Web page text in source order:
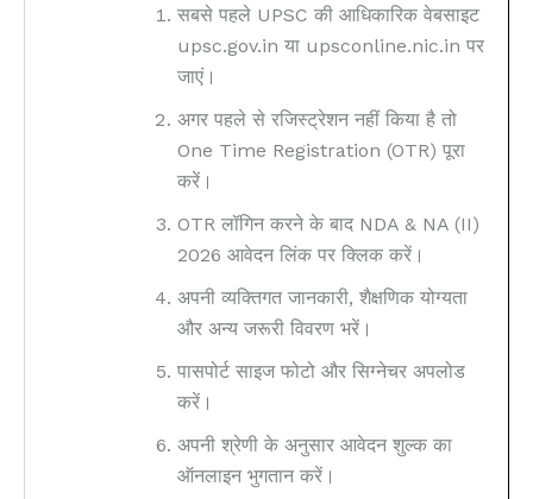
सबसे पहले UPSC की आधिकारिक वेबसाइट
upsc.gov.in या upsconline.nic.in पर
जाएं।
अगर पहले से रजिस्ट्रेशन नहीं किया है तो
One Time Registration (OTR) पूरा
करें।
OTR लॉगिन करने के बाद NDA & NA (II)
2026 आवेदन लिंक पर क्लिक करें।
अपनी व्यक्तिगत जानकारी, शैक्षणिक योग्यता
और अन्य जरूरी विवरण भरें।
पासपोर्ट साइज फोटो और सिग्नेचर अपलोड
करें।
अपनी श्रेणी के अनुसार आवेदन शुल्क का
ऑनलाइन भुगतान करें।